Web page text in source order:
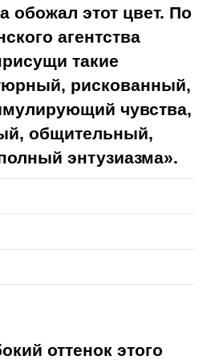
обожал этот цвет. По
агентства
такие
рискованный,
чувства,
общительный,
энтузиазма».
оттенок этого